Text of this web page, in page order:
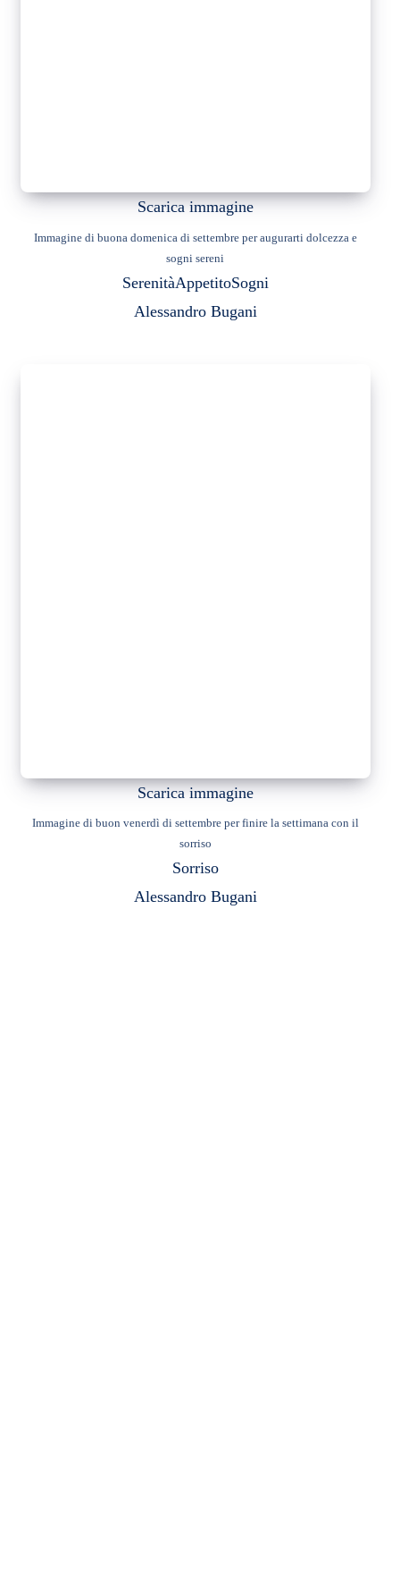
Scarica immagine
Immagine di buona domenica di settembre per augurarti dolcezza e
sogni sereni
SerenitàAppetitoSogni
Alessandro Bugani
Scarica immagine
Immagine di buon venerdì di settembre per finire la settimana con il
sorriso
Sorriso
Alessandro Bugani